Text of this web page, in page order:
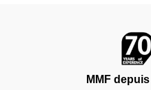
MMF